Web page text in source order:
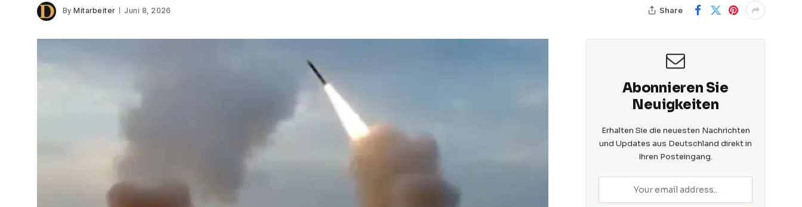
By Mitarbeiter Juni 8, 2026 Share
Abonnieren Sie
Neuigkeiten
Erhalten Sie die neuesten Nachrichten
und Updates aus Deutschland direkt in
Ihren Posteingang.